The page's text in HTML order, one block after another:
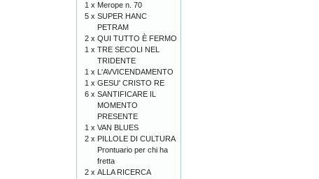
1 x Merope n. 70
5 x SUPER HANC
PETRAM
2 x QUI TUTTO È FERMO
1 x TRE SECOLI NEL
TRIDENTE
1 x L'AVVICENDAMENTO
1 x GESU' CRISTO RE
6 x SANTIFICARE IL
MOMENTO
PRESENTE
1 x VAN BLUES
2 x PILLOLE DI CULTURA
Prontuario per chi ha
fretta
2 x ALLA RICERCA